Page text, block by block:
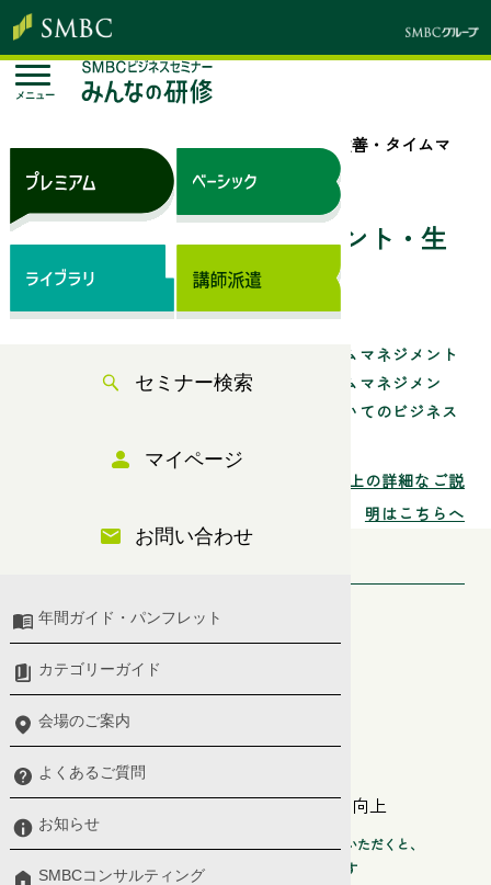
メニュー
セミナー検索
マイページ
お問い合わせ
年間ガイド・パンフレット
カテゴリーガイド
会場のご案内
よくあるご質問
お知らせ
SMBCコンサルティング
トップページ セミナー検索
「業務改善・タイムマ
ネジメント・生産性向上」のセミナー一覧
業務改善・タイムマネジメント・生
産性向上のセミナー一覧
効率的な業務推進や時間を有効に使うタイムマネジメント
術、業務改善スキルなど「業務改善・タイムマネジメン
ト・生産性向上」に求められるスキルについてのビジネス
業務改善・タイムマネジメント・生産性向上の詳細なご説
明はこちらへ
セミナー分類
プレミアム、ベーシックセレクト
開催日
2026年8月8日〜2027年8月8日
階層
業務改善・タイムマネジメント・生産性向上
検索条件からセミナー会場や開催日などを指定いただくと、
より探したいセミナーが検索できます